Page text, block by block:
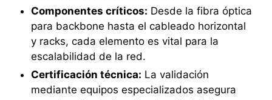
Componentes críticos: Desde la fibra óptica
para backbone hasta el cableado horizontal
y racks, cada elemento es vital para la
escalabilidad de la red.
Certificación técnica: La validación
mediante equipos especializados asegura